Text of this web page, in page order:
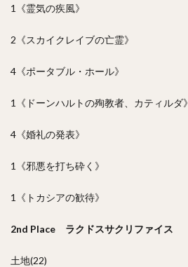
1《霊気の疾風》
2《スカイクレイブの亡霊》
4《ポータブル・ホール》
1《ドーンハルトの殉教者、カティルダ》
4《婚礼の発表》
1《邪悪を打ち砕く》
1《トカシアの歓待》
2nd Place ラクドスサクリファイス
土地(22)